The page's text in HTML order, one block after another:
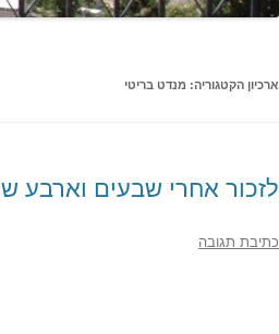
ארכיון הקטגוריה: מנדט בריטי
לזכור אחרי שבעים וארבע
כתיבת תגובה